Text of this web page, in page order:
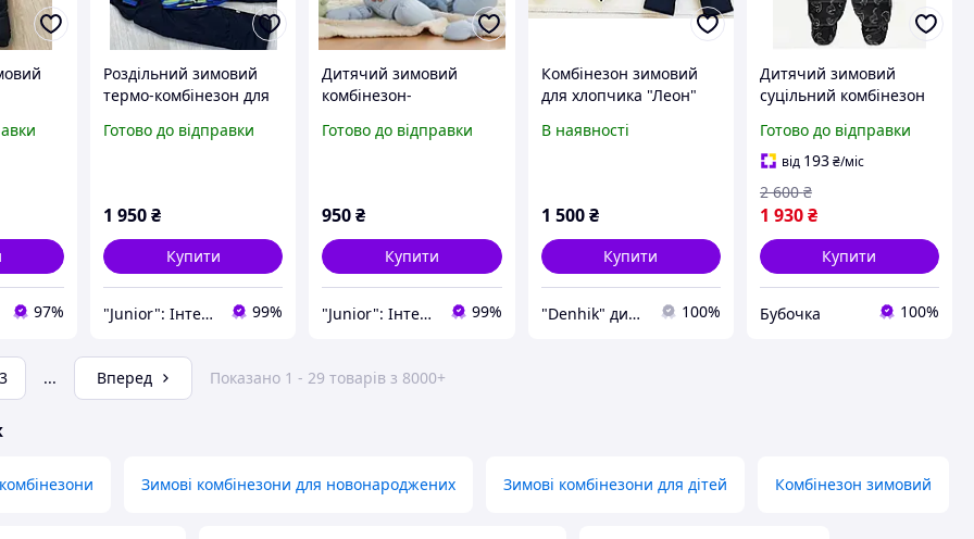
98см
97%
Роздільний зимовий
термо-комбінезон для
Зимовий комбінезон
Готово до відправки
1 950₴
Купити
"Junior": Інтернет-магазин дитячого одягу — вдома, на прогулянки, в школу і на свята 99%
Дитячий зимовий
комбінезон-
хлопчика 68-80р.
Готово до відправки
950₴
Купити
"Junior": Інтернет-магазин дитячого одягу — вдома, на прогулянки, в школу і на свята 99%
Комбінезон зимовий
для хлопчика "Леон"
В наявності
1 500 ₴
Купити
"Denhik" дитячий одяг 100%
Дитячий зимовий
суцільний комбінезон
хлопчиків George 56-62
см Чорний (25101011A)
Готово до відправки
від 193₴/міс
1 930₴
2 600 ₴
Купити
Бубочка 100%
3 ... Вперед Показано 1 - 29 товарів з 8000+
Зимові комбінезони для новонароджених Зимові комбінезони для дітей Комбінезон зимовий